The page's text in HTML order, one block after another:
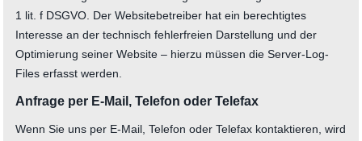
1 lit. f DSGVO. Der Websitebetreiber hat ein berechtigtes
Interesse an der technisch fehlerfreien Darstellung und der
Optimierung seiner Website – hierzu müssen die Server-Log-
Files erfasst werden.
Anfrage per E-Mail, Telefon oder Telefax
Wenn Sie uns per E-Mail, Telefon oder Telefax kontaktieren, wird